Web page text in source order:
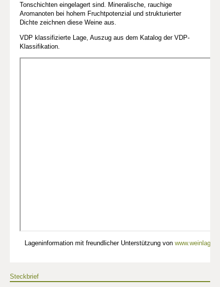
Tonschichten eingelagert sind. Mineralische, rauchige
Aromanoten bei hohem Fruchtpotenzial und strukturierter
Dichte zeichnen diese Weine aus.
VDP klassifizierte Lage, Auszug aus dem Katalog der VDP-
Klassifikation.
Lageninformation mit freundlicher Unterstützung von
Steckbrief